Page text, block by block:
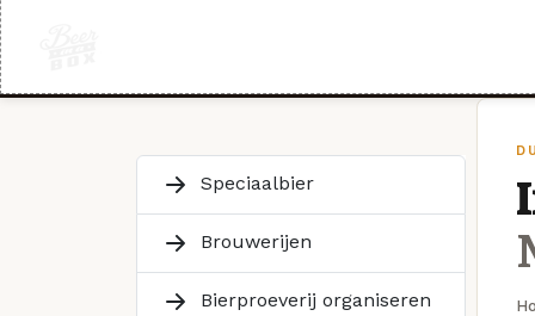
Speciaalbier
Brouwerijen
Bierproeverij organiseren